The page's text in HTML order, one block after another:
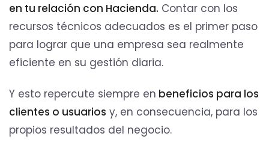
en tu relación con Hacienda. Contar con los
recursos técnicos adecuados es el primer paso
para lograr que una empresa sea realmente
eficiente en su gestión diaria.
Y esto repercute siempre en beneficios para los
clientes o usuarios y, en consecuencia, para los
propios resultados del negocio.